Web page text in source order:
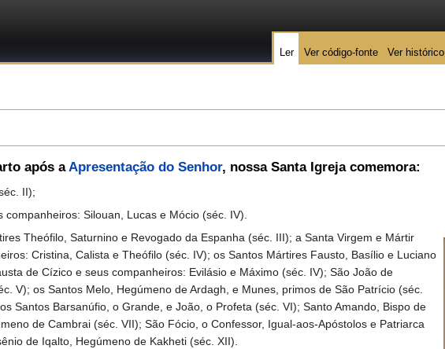
após a Apresentação do Senhor, nossa Santa Igreja comemora:
II);
companheiros: Silouan, Lucas e Mócio (séc. IV).
Theófilo, Saturnino e Revogado da Espanha (séc. III); a Santa Virgem e Mártir
Cristina, Calista e Theófilo (séc. IV); os Santos Mártires Fausto, Basílio e Luciano
de Cízico e seus companheiros: Evilásio e Máximo (séc. IV); São João de
V); os Santos Melo, Hegúmeno de Ardagh, e Munes, primos de São Patrício (séc.
Santos Barsanúfio, o Grande, e João, o Profeta (séc. VI); Santo Amando, Bispo de
de Cambrai (séc. VII); São Fócio, o Confessor, Igual-aos-Apóstolos e Patriarca
de Iqalto, Hegúmeno de Kakheti (séc. XII).
Ler Ver código-fonte Ver histórico